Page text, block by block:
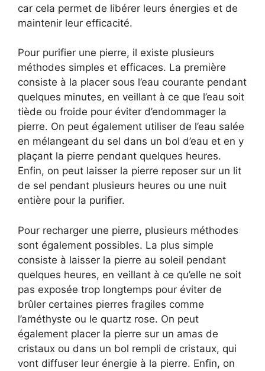
car cela permet de libérer leurs énergies et de
maintenir leur efficacité.
Pour purifier une pierre, il existe plusieurs
méthodes simples et efficaces. La première
consiste à la placer sous l’eau courante pendant
quelques minutes, en veillant à ce que l’eau soit
tiède ou froide pour éviter d’endommager la
pierre. On peut également utiliser de l’eau salée
en mélangeant du sel dans un bol d’eau et en y
plaçant la pierre pendant quelques heures.
Enfin, on peut laisser la pierre reposer sur un lit
de sel pendant plusieurs heures ou une nuit
entière pour la purifier.
Pour recharger une pierre, plusieurs méthodes
sont également possibles. La plus simple
consiste à laisser la pierre au soleil pendant
quelques heures, en veillant à ce qu’elle ne soit
pas exposée trop longtemps pour éviter de
brûler certaines pierres fragiles comme
l’améthyste ou le quartz rose. On peut
également placer la pierre sur un amas de
cristaux ou dans un bol rempli de cristaux, qui
vont diffuser leur énergie à la pierre. Enfin, on